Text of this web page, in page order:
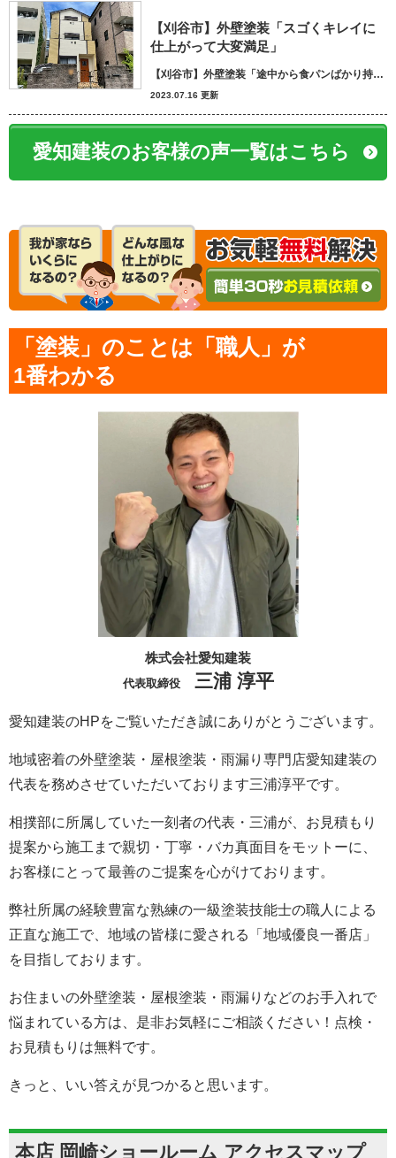
【刈谷市】外壁塗装「スゴくキレイに
仕上がって大変満足」
【刈谷市】外壁塗装「途中から食パンばかり持ってきてパン屋さんかと思いました笑」
2023.07.16 更新
愛知建装のお客様の声一覧はこちら
「塗装」のことは「職人」が
1番わかる
株式会社愛知建装
代表取締役 三浦 淳平
愛知建装のHPをご覧いただき誠にありがとうございます。
地域密着の外壁塗装・屋根塗装・雨漏り専門店愛知建装の
代表を務めさせていただいております三浦淳平です。
相撲部に所属していた一刻者の代表・三浦が、お見積もり
提案から施工まで親切・丁寧・バカ真面目をモットーに、
お客様にとって最善のご提案を心がけております。
弊社所属の経験豊富な熟練の一級塗装技能士の職人による
正直な施工で、地域の皆様に愛される「地域優良一番店」
を目指しております。
お住まいの外壁塗装・屋根塗装・雨漏りなどのお手入れで
悩まれている方は、是非お気軽にご相談ください！点検・
お見積もりは無料です。
きっと、いい答えが見つかると思います。
本店 岡崎ショールーム アクセスマップ